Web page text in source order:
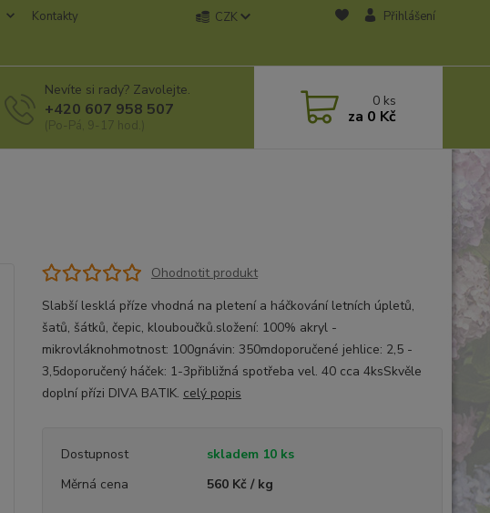
Kontakty
CZK Přihlášení
Nevíte si rady? Zavolejte.
+420 607 958 507
(Po-Pá, 9-17 hod.)
0 ks
za 0 Kč
Ohodnotit produkt
Slabší lesklá příze vhodná na pletení a háčkování letních úpletů,
šatů, šátků, čepic, klouboučků.složení: 100% akryl -
mikrovláknohmotnost: 100gnávin: 350mdoporučené jehlice: 2,5 -
3,5doporučený háček: 1-3přibližná spotřeba vel. 40 cca 4ksSkvěle
doplní přízi DIVA BATIK. celý popis
Dostupnost
skladem 10 ks
Měrná cena
560 Kč / kg